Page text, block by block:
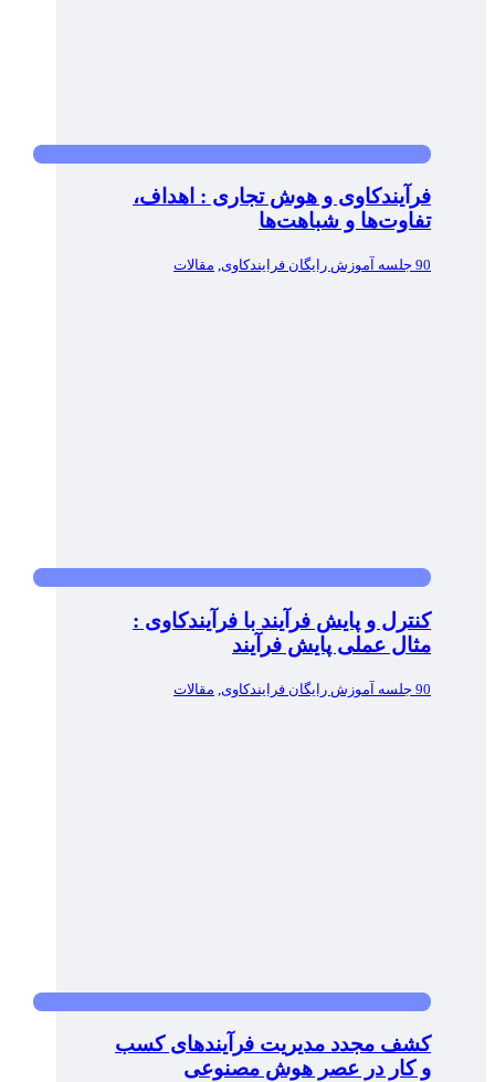
فرآیندکاوی و هوش تجاری : اهداف،
تفاوت‌ها و شباهت‌ها
90 جلسه آموزش رایگان فرایندکاوی , مقالات
کنترل و پایش فرآیند با فرآیندکاوی :
مثال عملی پایش فرآیند
90 جلسه آموزش رایگان فرایندکاوی مقالات
کشف مجدد مدیریت فرآیندهای کسب
و کار در عصر هوش مصنوعی